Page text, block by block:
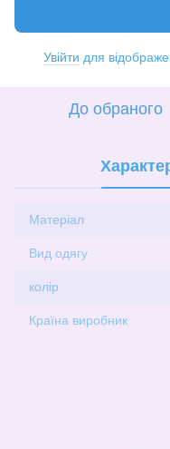
Увійти для
До обраного
Матеріал
Вид одягу
колір
Країна виробник